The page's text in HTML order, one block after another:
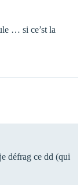
… si ce’st la
défrag ce dd (qui